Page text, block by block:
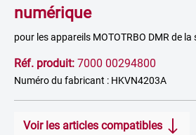
numérique
pour les appareils MOTOTRBO DMR de la
Réf. produit: 7000 00294800
Numéro du fabricant : HKVN4203A
Voir les articles compatibles